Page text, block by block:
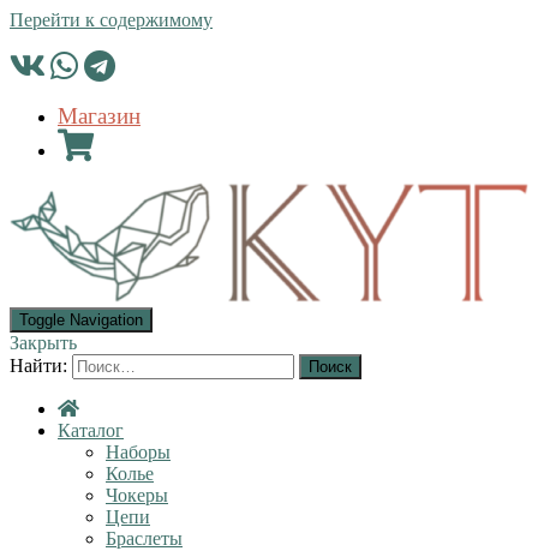
Перейти к содержимому
Магазин
Toggle Navigation
Закрыть
Найти:
Каталог
Наборы
Колье
Чокеры
Цепи
Браслеты